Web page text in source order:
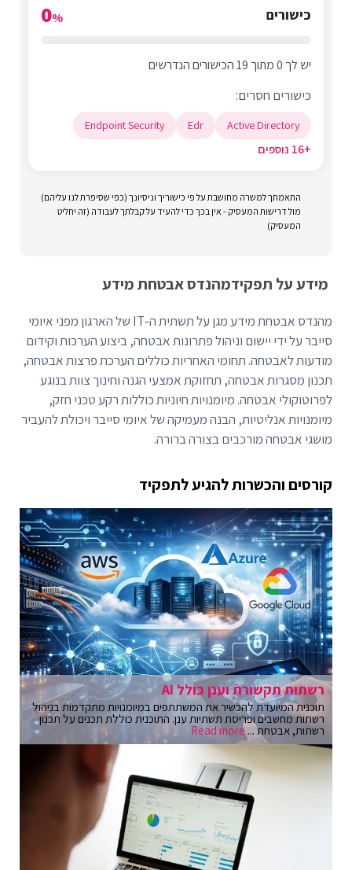
כישורים 0%
יש לך 0 מתוך 19 הכישורים הנדרשים
כישורים חסרים:
Active Directory
Edr
Endpoint Security
+16 נוספים
התאמתך למשרה מחושבת על פי כישוריך וניסיונך (כפי שסיפרת לנו עליהם)
מול דרישות המעסיק - אין בכך כדי להעיד על קבלתך לעבודה (זה יחליט
המעסיק)
מידע על תפקידמהנדס אבטחת מידע
מהנדס אבטחת מידע מגן על תשתית ה-IT של הארגון מפני איומי
סייבר על ידי יישום וניהול פתרונות אבטחה, ביצוע הערכות וקידום
מודעות לאבטחה. תחומי האחריות כוללים הערכת פרצות אבטחה,
תכנון מסגרות אבטחה, תחזוקת אמצעי הגנה וחינוך צוות בנוגע
לפרוטוקולי אבטחה. מיומנויות חיוניות כוללות רקע טכני חזק,
מיומנויות אנליטיות, הבנה מעמיקה של איומי סייבר ויכולת להעביר
מושגי אבטחה מורכבים בצורה ברורה.
קורסים והכשרות להגיע לתפקיד
רשתות תקשורת וענן כולל AI
תוכנית המיועדת להכשיר את המשתתפים במיומנויות מתקדמות בניהול
רשתות מחשבים ופריסת תשתיות ענן. התוכנית כוללת תכנים על תכנון
רשתות, אבטחת ...Read more